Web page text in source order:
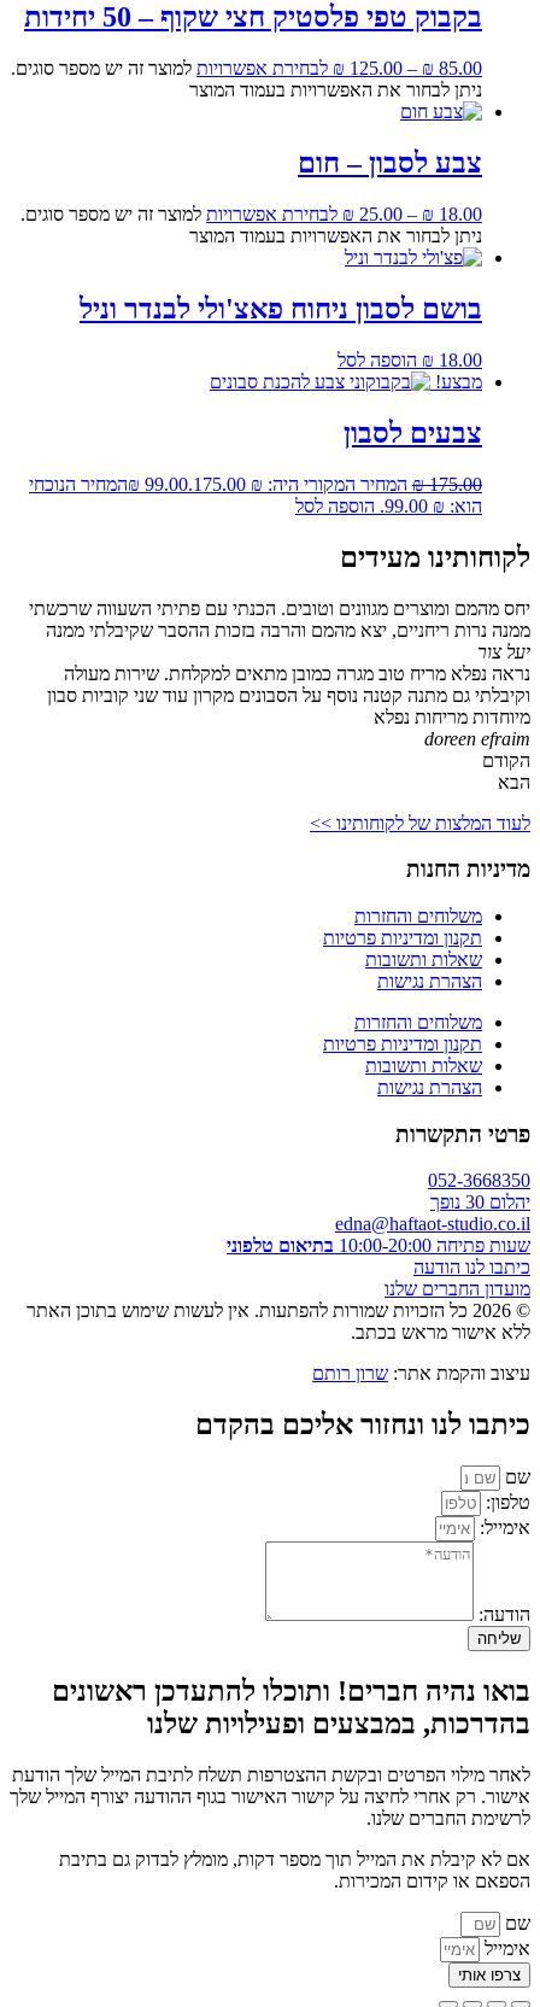
בקבוק טפי פלסטיק חצי שקוף – 50 יחידות
₪ 85.00
–
₪ 125.00 לבחירת אפשרויות למוצר זה יש מספר סוגים.
ניתן לבחור את האפשרויות בעמוד המוצר
צבע לסבון – חום
₪ 18.00
–
₪ 25.00 לבחירת אפשרויות למוצר זה יש מספר סוגים.
ניתן לבחור את האפשרויות בעמוד המוצר
בושם לסבון ניחוח פאצ'ולי לבנדר וניל
₪ 18.00
הוספה לסל
מבצע!
צבעים לסבון
₪175.00 המחיר המקורי היה: ₪ 175.00. ₪ 99.00
המחיר הנוכחי
הוא: ₪ 99.00.
הוספה לסל
לקוחותינו מעידים
יחס מהמם ומוצרים מגוונים וטובים. הכנתי עם פתיתי השעווה שרכשתי
ממנה נרות ריחניים, יצא מהמם והרבה בזכות ההסבר שקיבלתי ממנה
יעל צור
נראה נפלא מריח טוב מגרה כמובן מתאים למקלחת. שירות מעולה
וקיבלתי גם מתנה קטנה נוסף על הסבונים מקרון עוד שני קוביות סבון
מיוחדות מריחות נפלא
doreen efraim
הקודם
הבא
לעוד המלצות של לקוחותינו >>
מדיניות החנות
משלוחים והחזרות
תקנון ומדיניות פרטיות
שאלות ותשובות
הצהרת נגישות
משלוחים והחזרות
תקנון ומדיניות פרטיות
שאלות ותשובות
הצהרת נגישות
פרטי התקשרות
052-3668350
יהלום 30 נופך
edna@haftaot-studio.co.il
שעות פתיחה 10:00-20:00
בתיאום טלפוני
כיתבו לנו הודעה
מועדון החברים שלנו
© 2026 כל הזכויות שמורות להפתעות. אין לעשות שימוש בתוכן האתר
ללא אישור מראש בכתב.
עיצוב והקמת אתר: שרון רותם
כיתבו לנו ונחזור אליכם בהקדם
שם
טלפון:
אימייל:
הודעה:
שליחה
בואו נהיה חברים! ותוכלו להתעדכן ראשונים
בהדרכות, במבצעים ופעילויות שלנו
לאחר מילוי הפרטים ובקשת ההצטרפות תשלח לתיבת המייל שלך הודעת
אישור. רק אחרי לחיצה על קישור האישור בגוף ההודעה יצורף המייל שלך
לרשימת החברים שלנו.
אם לא קיבלת את המייל תוך מספר דקות, מומלץ לבדוק גם בתיבת
הספאם או קידום המכירות.
שם
אימייל
צרפו אותי